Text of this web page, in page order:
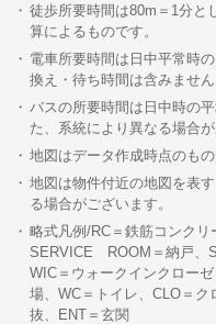
徒歩所要時間は80m＝1分と
算によるものです。
電車所要時間は日中平常時
換え・待ち時間は含みません
バスの所要時間は日中時の
た、系統により異なる場合が
地図はデータ作成時点のも
地図は物件付近の地図を表
る場合がございます。
略式凡例/RC＝鉄筋コンクリ
SERVICE ROOM＝納戸、
WIC＝ウォークインクロー
場、WC＝トイレ、CLO＝
抜、ENT＝玄関